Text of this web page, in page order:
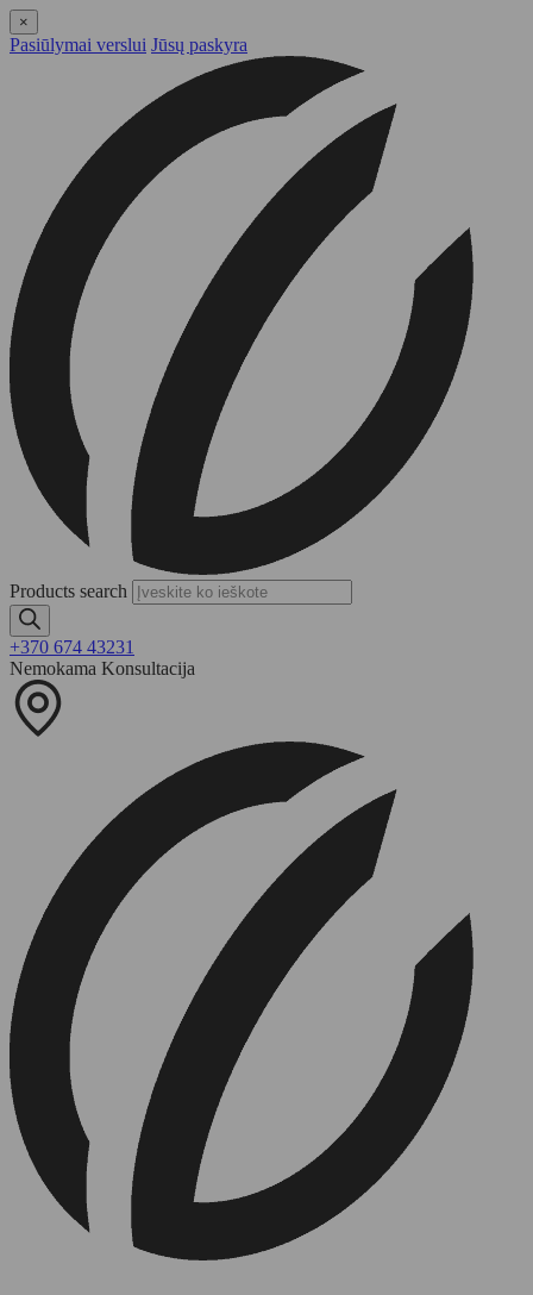
×
Pasiūlymai verslui Jūsų paskyra
Products search
+370 674 43231
Nemokama Konsultacija